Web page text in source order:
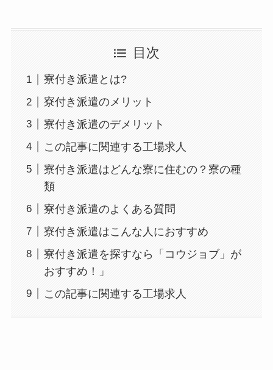
目次
寮付き派遣とは?
寮付き派遣のメリット
寮付き派遣のデメリット
この記事に関連する工場求人
寮付き派遣はどんな寮に住むの？寮の種
類
寮付き派遣のよくある質問
寮付き派遣はこんな人におすすめ
寮付き派遣を探すなら「コウジョブ」が
おすすめ！」
この記事に関連する工場求人